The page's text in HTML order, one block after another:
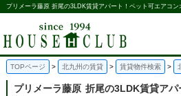
TOPページ 北九州の賃貸 賃貸物件検索
プリメーラ藤原 折尾の3LDK賃貸アパ